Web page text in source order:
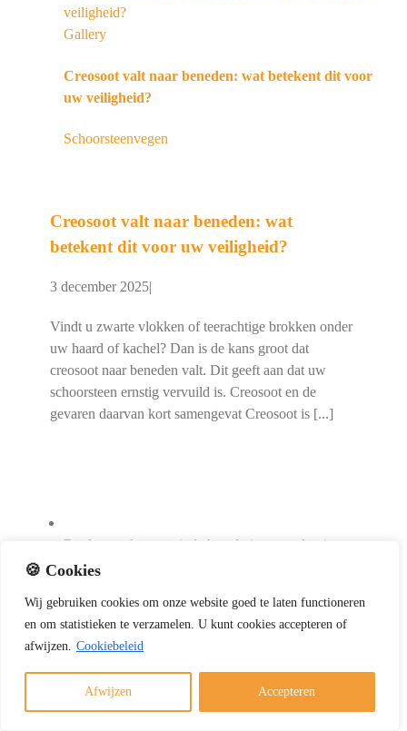
🍪 Cookies
Wij gebruiken cookies om onze website goed te laten functioneren
en om statistieken te verzamelen. U kunt cookies accepteren of
afwijzen. Cookiebeleid
Afwijzen Accepteren
veiligheid?
Gallery
Creosoot valt naar beneden: wat betekent dit voor
uw veiligheid?
Schoorsteenvegen
Creosoot valt naar beneden: wat
betekent dit voor uw veiligheid?
3 december 2025|
Vindt u zwarte vlokken of teerachtige brokken onder
uw haard of kachel? Dan is de kans groot dat
creosoot naar beneden valt. Dit geeft aan dat uw
schoorsteen ernstig vervuild is. Creosoot en de
gevaren daarvan kort samengevat Creosoot is [...]
Rookterugslag vanuit de haard: tips en oplossingen
Gallery
Rookterugslag vanuit de haard: tips en oplossingen
Schoorsteenvegen